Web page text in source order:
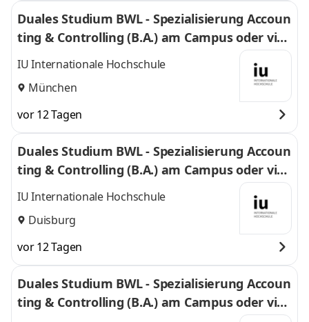
Duales Studium BWL - Spezialisierung Accoun
ting & Controlling (B.A.) am Campus oder virt
uell
IU Internationale Hochschule
München
vor 12 Tagen
Duales Studium BWL - Spezialisierung Accoun
ting & Controlling (B.A.) am Campus oder virt
uell
IU Internationale Hochschule
Duisburg
vor 12 Tagen
Duales Studium BWL - Spezialisierung Accoun
ting & Controlling (B.A.) am Campus oder virt